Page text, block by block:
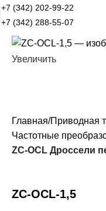
+7 (342) 202-99-22
+7 (342) 288-55-07
Увеличить
Главная Приводная
Частотные
ZC-OCL Дроссели
ZC-OCL-1,5